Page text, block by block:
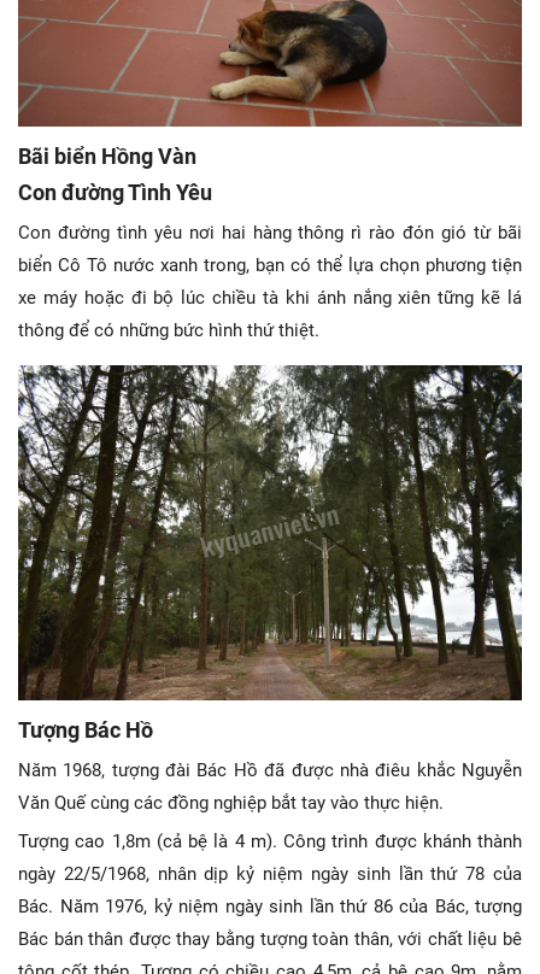
Bãi biển Hồng Vàn
Con đường Tình Yêu
Con đường tình yêu nơi hai hàng thông rì rào đón gió từ bãi
biển Cô Tô nước xanh trong, bạn có thể lựa chọn phương tiện
xe máy hoặc đi bộ lúc chiều tà khi ánh nắng xiên tững kẽ lá
thông để có những bức hình thứ thiệt.
Tượng Bác Hồ
Năm 1968, tượng đài Bác Hồ đã được nhà điêu khắc Nguyễn
Văn Quế cùng các đồng nghiệp bắt tay vào thực hiện.
Tượng cao 1,8m (cả bệ là 4 m). Công trình được khánh thành
ngày 22/5/1968, nhân dịp kỷ niệm ngày sinh lần thứ 78 của
Bác. Năm 1976, kỷ niệm ngày sinh lần thứ 86 của Bác, tượng
Bác bán thân được thay bằng tượng toàn thân, với chất liệu bê